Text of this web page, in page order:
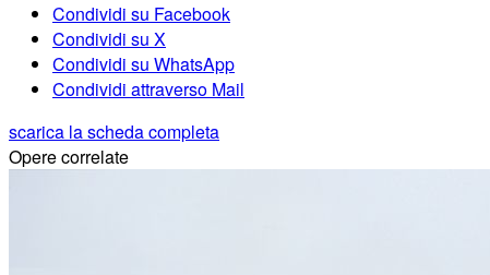
Condividi su Facebook
Condividi su X
Condividi su WhatsApp
Condividi attraverso Mail
scarica la scheda completa
Opere correlate